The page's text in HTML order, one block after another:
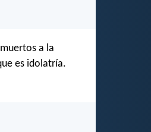
a la
es idolatría.